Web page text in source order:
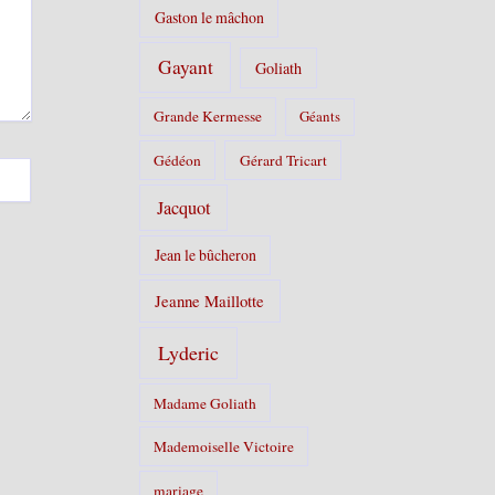
Gaston le mâchon
Gayant Goliath
Grande Kermesse Géants
Gédéon Gérard Tricart
Jacquot
Jean le bûcheron
Jeanne Maillotte
Lyderic
Madame Goliath
Mademoiselle Victoire
mariage